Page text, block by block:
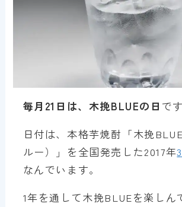
毎月21日は、木挽BLUEの日 です
日付は、本格芋焼酎「木挽
ルー）」を全国発売した2017年
なんでいます。
1年を通して木挽BLUEを楽しん